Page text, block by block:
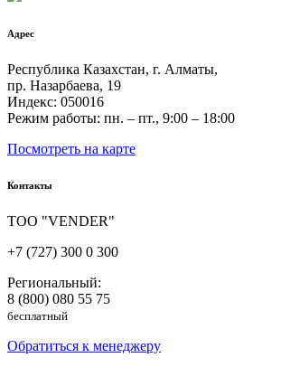
Адрес
Республика Казахстан, г. Алматы,
пр. Назарбаева, 19
Индекс: 050016
Режим работы: пн. – пт., 9:00 – 18:00
Посмотреть на карте
Контакты
ТОО "VENDER"
+7 (727) 300 0 300
Региональный:
8 (800) 080 55 75
бесплатный
Обратиться к менеджеру